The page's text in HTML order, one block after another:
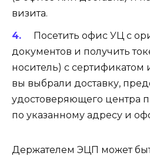
визита.
Посетить офис УЦ с
документов и получить
носитель) с
вы выбрали доставку,
удостоверяющего центра
по указанному адресу и
Держателем ЭЦП может